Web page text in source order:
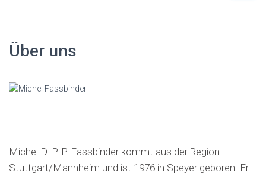
Über uns
Michel D. P. P. Fassbinder kommt aus der Region
Stuttgart/Mannheim und ist 1976 in Speyer geboren. Er